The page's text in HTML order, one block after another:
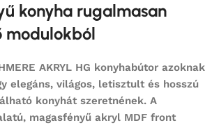
konyha rugalmasan
modulokból
AKRYL HG konyhabútor azoknak
elegáns, világos, letisztult és hosszú
konyhát szeretnének. A
magasfényű akryl MDF front